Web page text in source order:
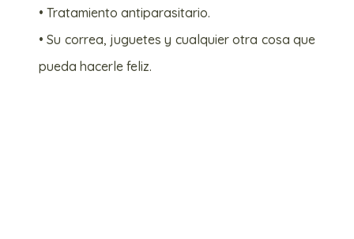
• Tratamiento antiparasitario.
• Su correa, juguetes y cualquier otra cosa que
pueda hacerle feliz.